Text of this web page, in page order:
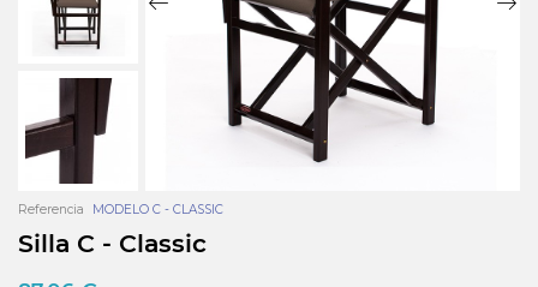
Referencia MODELO C - CLASSIC
Silla C - Classic